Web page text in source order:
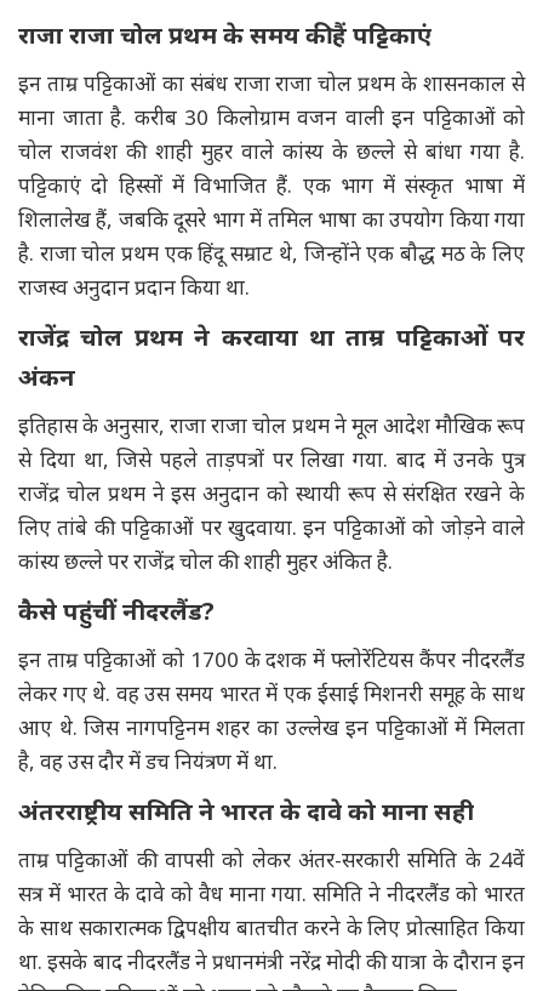
राजा राजा चोल प्रथम के समय की हैं पट्टिकाएं
इन ताम्र पट्टिकाओं का संबंध राजा राजा चोल प्रथम के शासनकाल से
माना जाता है. करीब 30 किलोग्राम वजन वाली इन पट्टिकाओं को
चोल राजवंश की शाही मुहर वाले कांस्य के छल्ले से बांधा गया है.
पट्टिकाएं दो हिस्सों में विभाजित हैं. एक भाग में संस्कृत भाषा में
शिलालेख हैं, जबकि दूसरे भाग में तमिल भाषा का उपयोग किया गया
है. राजा चोल प्रथम एक हिंदू सम्राट थे, जिन्होंने एक बौद्ध मठ के लिए
राजस्व अनुदान प्रदान किया था.
राजेंद्र चोल प्रथम ने करवाया था ताम्र पट्टिकाओं पर
अंकन
इतिहास के अनुसार, राजा राजा चोल प्रथम ने मूल आदेश मौखिक रूप
से दिया था, जिसे पहले ताड़पत्रों पर लिखा गया. बाद में उनके पुत्र
राजेंद्र चोल प्रथम ने इस अनुदान को स्थायी रूप से संरक्षित रखने के
लिए तांबे की पट्टिकाओं पर खुदवाया. इन पट्टिकाओं को जोड़ने वाले
कांस्य छल्ले पर राजेंद्र चोल की शाही मुहर अंकित है.
कैसे पहुंचीं नीदरलैंड?
इन ताम्र पट्टिकाओं को 1700 के दशक में फ्लोरेंटियस कैंपर नीदरलैंड
लेकर गए थे. वह उस समय भारत में एक ईसाई मिशनरी समूह के साथ
आए थे. जिस नागपट्टिनम शहर का उल्लेख इन पट्टिकाओं में मिलता
है, वह उस दौर में डच नियंत्रण में था.
अंतरराष्ट्रीय समिति ने भारत के दावे को माना सही
ताम्र पट्टिकाओं की वापसी को लेकर अंतर-सरकारी समिति के 24वें
सत्र में भारत के दावे को वैध माना गया. समिति ने नीदरलैंड को भारत
के साथ सकारात्मक द्विपक्षीय बातचीत करने के लिए प्रोत्साहित किया
था. इसके बाद नीदरलैंड ने प्रधानमंत्री नरेंद्र मोदी की यात्रा के दौरान इन